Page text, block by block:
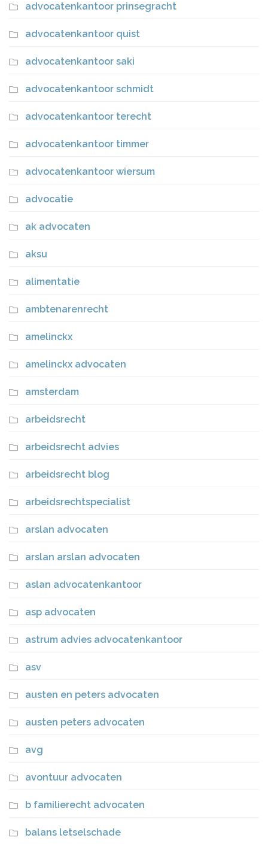
advocatenkantoor prinsegracht
advocatenkantoor quist
advocatenkantoor saki
advocatenkantoor schmidt
advocatenkantoor terecht
advocatenkantoor timmer
advocatenkantoor wiersum
advocatie
ak advocaten
aksu
alimentatie
ambtenarenrecht
amelinckx
amelinckx advocaten
amsterdam
arbeidsrecht
arbeidsrecht advies
arbeidsrecht blog
arbeidsrechtspecialist
arslan advocaten
arslan arslan advocaten
aslan advocatenkantoor
asp advocaten
astrum advies advocatenkantoor
asv
austen en peters advocaten
austen peters advocaten
avg
avontuur advocaten
b familierecht advocaten
balans letselschade